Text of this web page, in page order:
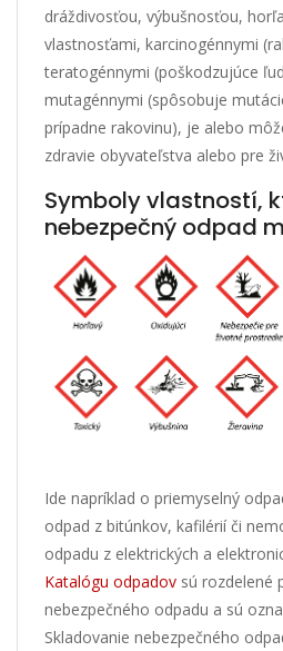
dráždivosťou, výbušnosťou,
vlastnosťami, karcinogénnymi
teratogénnymi (poškodzujúce
mutagénnymi (spôsobuje
prípadne rakovinu), je alebo
zdravie obyvateľstva alebo pre
Symboly vlastností,
nebezpečný odpad
Ide napríklad o priemyselný
odpad z bitúnkov, kafilérií či
odpadu z elektrických a
Katalógu odpadov sú rozdelené
nebezpečného odpadu a sú
Skladovanie nebezpečného